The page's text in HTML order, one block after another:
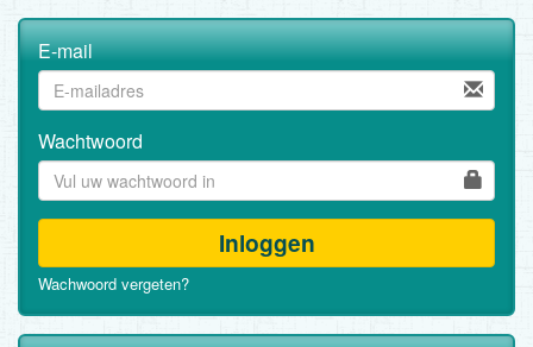
E-mail
Wachtwoord
Inloggen
Wachwoord vergeten?